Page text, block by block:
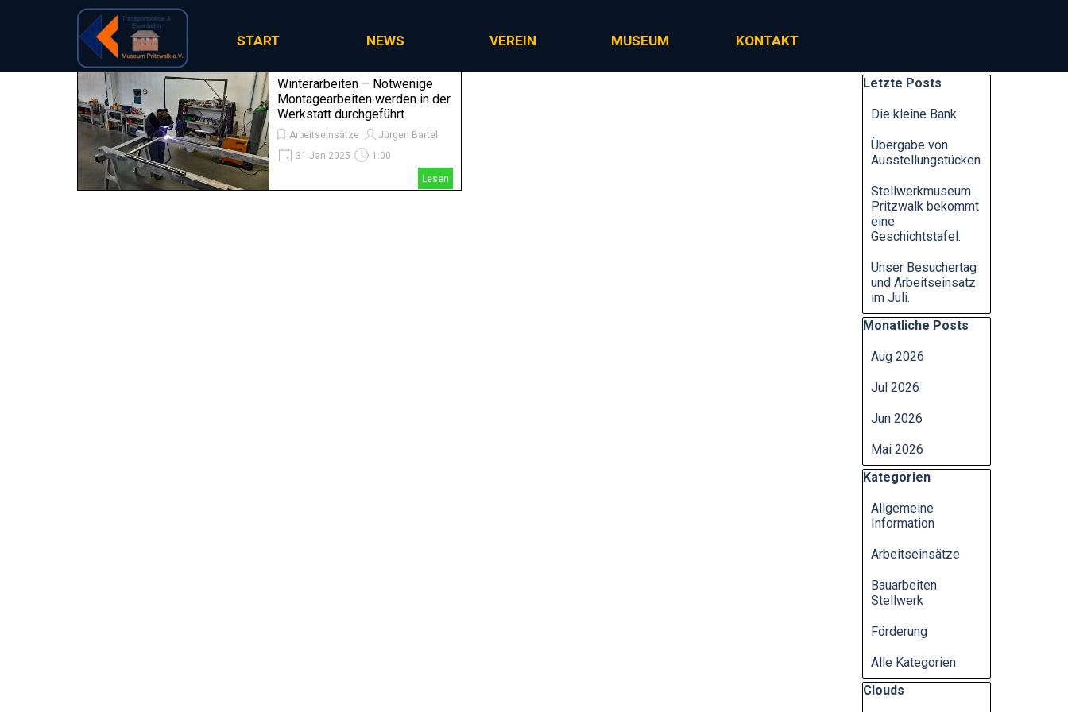
Direkt zum Seiteninhalt
START NEWS VEREIN MUSEUM ▼
KONTAKT
Winterarbeiten – Notwenige
Montagearbeiten werden in der
Werkstatt durchgeführt
Arbeitseinsätze
Jürgen Bartel
31 Jan 2025
1:00
Lesen
Block überspringen Letzte Posts
Letzte Posts
Die kleine Bank
Übergabe von
Ausstellungstücken
Stellwerkmuseum
Pritzwalk bekommt
eine
Geschichtstafel.
Unser Besuchertag
und Arbeitseinsatz
im Juli.
Block überspringen Monatliche Posts
Monatliche Posts
Aug 2026
Jul 2026
Jun 2026
Mai 2026
Block überspringen Kategorien
Kategorien
Allgemeine
Information
Arbeitseinsätze
Bauarbeiten
Stellwerk
Förderung
Alle Kategorien
Block überspringen Clouds
Clouds